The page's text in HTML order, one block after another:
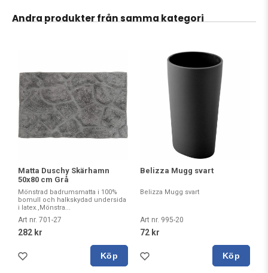
Andra produkter från samma kategori
Matta Duschy Skärhamn
50x80 cm Grå
Mönstrad badrumsmatta i 100%
bomull och halkskydad undersida
i latex.,Mönstra...
Art nr. 701-27
282 kr
Köp
Belizza Mugg svart
Belizza Mugg svart
Art nr. 995-20
72 kr
Köp